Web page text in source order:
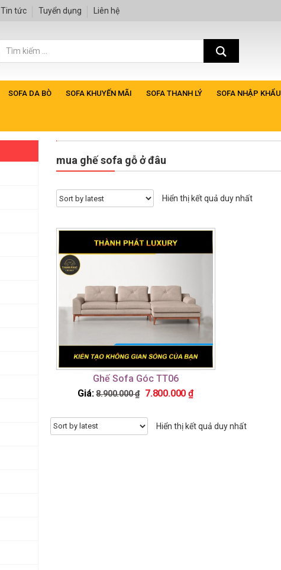
Tin tức Tuyển dụng Liên hệ
SOFA DA BÒ SOFA KHUYẾN MÃI SOFA THANH LÝ SOFA NHẬP KHẨU
mua ghế sofa gỗ ở đâu
Hiển thị kết quả duy nhất
Ghế Sofa Góc TT06
Giá: 8.900.000₫ 7.800.000 ₫
Hiển thị kết quả duy nhất